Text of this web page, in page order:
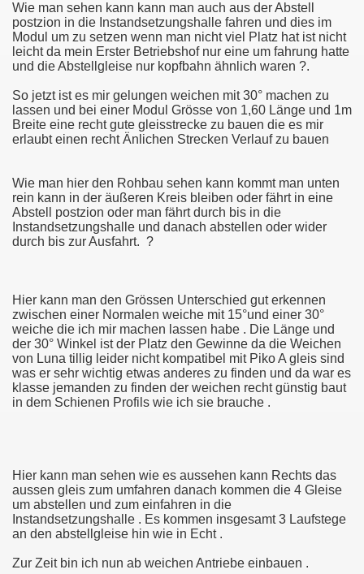
Wie man sehen kann kann man auch aus der Abstell
postzion in die Instandsetzungshalle fahren und dies im
Modul um zu setzen wenn man nicht viel Platz hat ist nicht
leicht da mein Erster Betriebshof nur eine um fahrung hatte
und die Abstellgleise nur kopfbahn ähnlich waren ?.
So jetzt ist es mir gelungen weichen mit 30° machen zu
lassen und bei einer Modul Grösse von 1,60 Länge und 1m
Breite eine recht gute gleisstrecke zu bauen die es mir
erlaubt einen recht Änlichen Strecken Verlauf zu bauen
Wie man hier den Rohbau sehen kann kommt man unten
rein kann in der äußeren Kreis bleiben oder fährt in eine
Abstell postzion oder man fährt durch bis in die
Instandsetzungshalle und danach abstellen oder wider
durch bis zur Ausfahrt. ?
Hier kann man den Grössen Unterschied gut erkennen
zwischen einer Normalen weiche mit 15°und einer 30°
weiche die ich mir machen lassen habe . Die Länge und
der 30° Winkel ist der Platz den Gewinne da die Weichen
von Luna tillig leider nicht kompatibel mit Piko A gleis sind
was er sehr wichtig etwas anderes zu finden und da war es
klasse jemanden zu finden der weichen recht günstig baut
in dem Schienen Profils wie ich sie brauche .
Hier kann man sehen wie es aussehen kann Rechts das
aussen gleis zum umfahren danach kommen die 4 Gleise
um abstellen und zum einfahren in die
Instandsetzungshalle . Es kommen insgesamt 3 Laufstege
an den abstellgleise hin wie in Echt .
Zur Zeit bin ich nun ab weichen Antriebe einbauen .
MEHR
mit Licht
im MVG Museum in München 2019